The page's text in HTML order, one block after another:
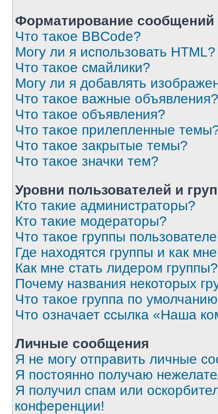
Форматирование
Что такое BBCode?
Могу ли я использовать HTML?
Что такое смайлики?
Могу ли я добавлять
Что такое важные объявления?
Что такое объявления?
Что такое прилепленные
Что такое закрытые темы?
Что такое значки тем?
Уровни пользователей и
Кто такие администраторы?
Кто такие модераторы?
Что такое группы
Где находятся группы и как
Как мне стать лидером группы?
Почему названия некоторых
Что такое группа по
Что означает ссылка «Наша
Личные сообщения
Я не могу отправить личные
Я постоянно получаю
Я получил спам или
конференции!